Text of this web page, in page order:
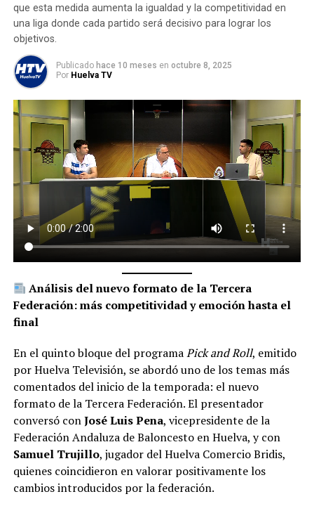
que esta medida aumenta la igualdad y la competitividad en
una liga donde cada partido será decisivo para lograr los
objetivos.
Publicado hace 10 meses en octubre 8, 2025
Por Huelva TV
Análisis del nuevo formato de la Tercera
Federación: más competitividad y emoción hasta el
final
En el quinto bloque del programaPick and Roll, emitido
por Huelva Televisión, se abordó uno de los temas más
comentados del inicio de la temporada: el nuevo
formato de la Tercera Federación. El presentador
conversó conJosé Luis Pena, vicepresidente de la
Federación Andaluza de Baloncesto en Huelva, y con
Samuel Trujillo, jugador del Huelva Comercio Bridis,
quienes coincidieron en valorar positivamente los
cambios introducidos por la federación.